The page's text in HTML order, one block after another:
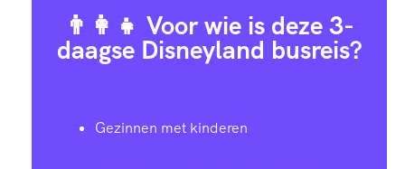
👨‍👩‍👧 Voor wie is deze 3-
daagse Disneyland busreis?
Gezinnen met kinderen